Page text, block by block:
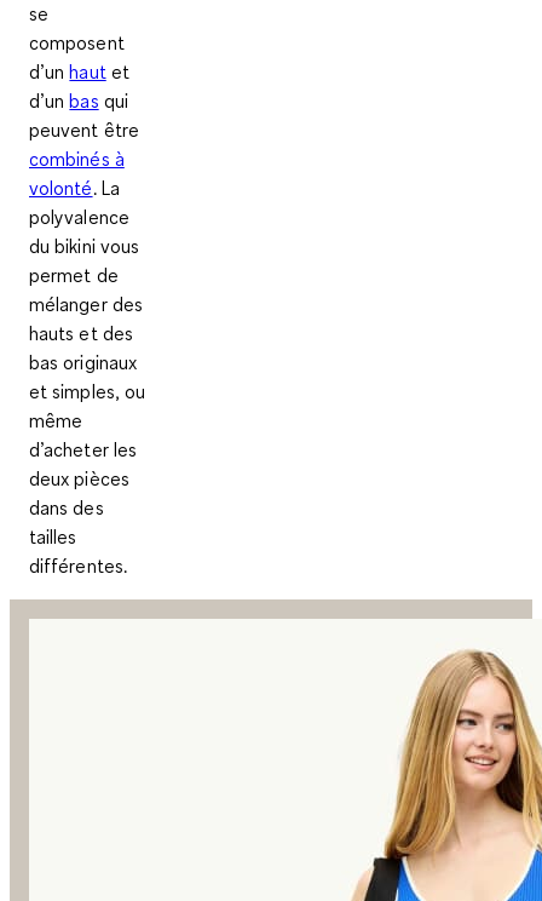
se
composent
d’unhaut et
d’unbas qui
peuvent être
combinés à
volonté. La
polyvalence
du bikini vous
permet de
mélanger des
hauts et des
bas originaux
et simples, ou
même
d’acheter les
deux pièces
dans des
tailles
différentes.